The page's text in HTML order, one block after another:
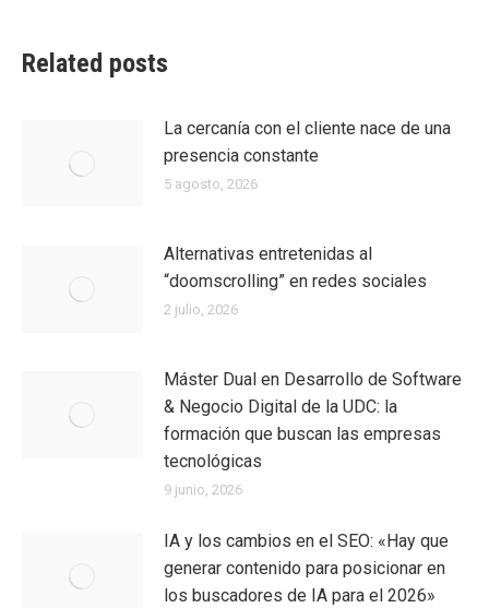
Related posts
La cercanía con el cliente nace de una
presencia constante
5 agosto, 2026
Alternativas entretenidas al
“doomscrolling” en redes sociales
2 julio, 2026
Máster Dual en Desarrollo de Software
& Negocio Digital de la UDC: la
formación que buscan las empresas
tecnológicas
9 junio, 2026
IA y los cambios en el SEO: «Hay que
generar contenido para posicionar en
los buscadores de IA para el 2026»